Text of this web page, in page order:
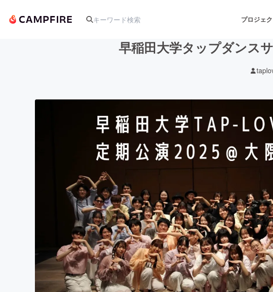
プロジェ
アート・写真 音楽
テクノロジー・ガジェット ゲーム・サー
映像・映画
ビジネス・起業 チャレンジ
まちづくり・地域活性化
早稲田大学タップダンス